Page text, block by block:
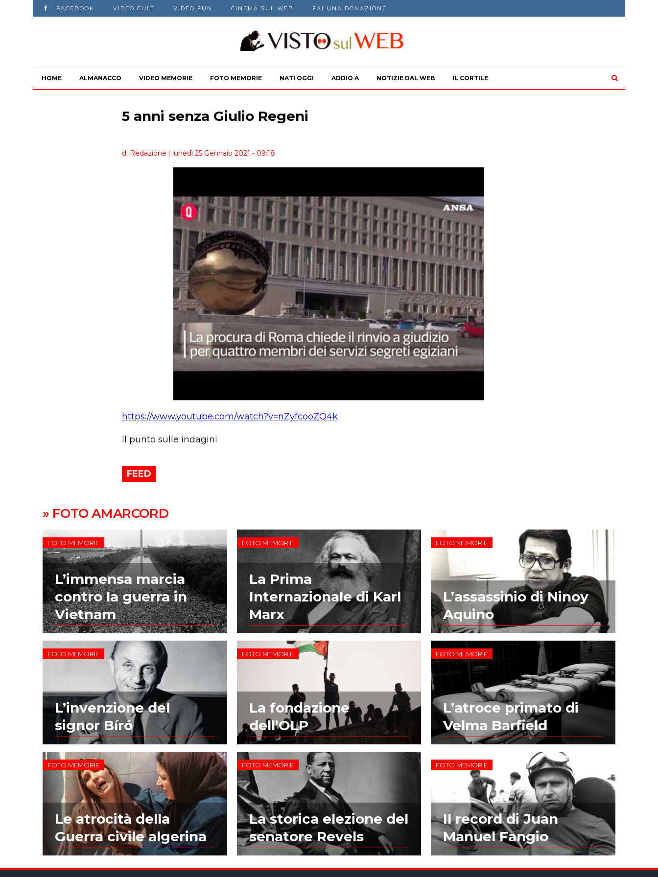
FACEBOOK VIDEO CULT VIDEO FUN CINEMA SUL WEB FAI UNA DONAZIONE
HOME ALMANACCO VIDEO MEMORIE FOTO MEMORIE NATI OGGI ADDIO A NOTIZIE DAL WEB IL CORTILE
5 anni senza Giulio Regeni
di Redazione | lunedì 25 Gennaio 2021 - 09:18
https://www.youtube.com/watch?v=nZyfcooZQ4k
Il punto sulle indagini
FEED
» FOTO AMARCORD
FOTO MEMORIE
L’immensa marcia
contro la guerra in
Vietnam
FOTO MEMORIE
La Prima
Internazionale di Karl
Marx
FOTO MEMORIE
L’assassinio di Ninoy
Aquino
FOTO MEMORIE
L’invenzione del
signor Bíró
FOTO MEMORIE
La fondazione
dell’OLP
FOTO MEMORIE
L’atroce primato di
Velma Barfield
FOTO MEMORIE
Le atrocità della
Guerra civile algerina
FOTO MEMORIE
La storica elezione del
senatore Revels
FOTO MEMORIE
Il record di Juan
Manuel Fangio